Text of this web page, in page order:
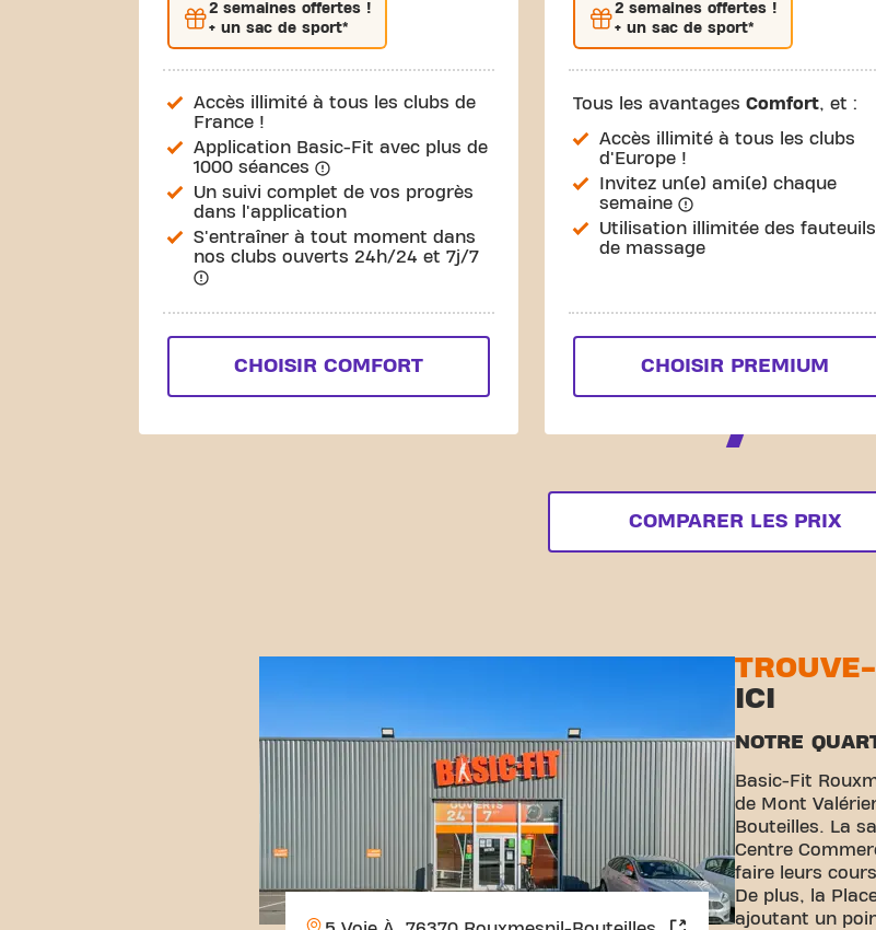
2 semaines offertes !
+ un sac de sport*
Accès illimité à tous les clubs de
France !
Application Basic-Fit avec plus de
1000 séances
Un suivi complet de vos progrès
dans l'application
S'entraîner à tout moment dans
nos clubs ouverts 24h/24 et 7j/7
CHOISIR COMFORT
2 semaines offertes !
+ un sac de sport*
Tous les avantagesComfort, et :
Accès illimité à tous les clubs
d'Europe !
Invitez un(e) ami(e) chaque
semaine
Utilisation illimitée des fauteuils
de massage
CHOISIR PREMIUM
COMPARER LES PRIX
ICI
NOTRE
Basic-Fit
de Mont
Bouteilles. La
Centre
faire leurs
De plus, la
ajoutant un